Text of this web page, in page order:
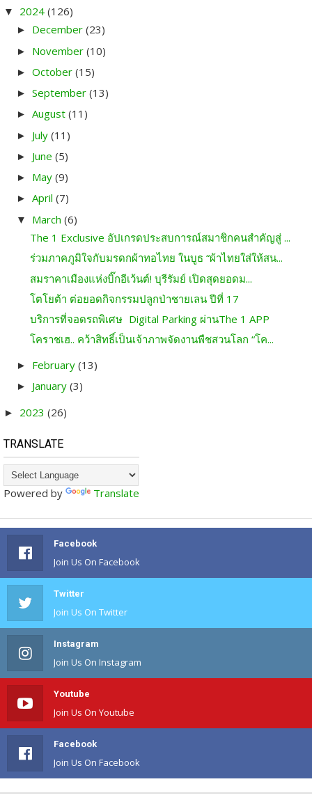
▼ 2024 (126)
► December (23)
► November (10)
► October (15)
► September (13)
► August (11)
► July (11)
► June (5)
► May (9)
► April (7)
▼ March (6)
The 1 Exclusive อัปเกรดประสบการณ์สมาชิกคนสำคัญสู่ ...
ร่วมภาคภูมิใจกับมรดกผ้าทอไทย ในบูธ “ผ้าไทยใส่ให้สน...
สมราคาเมืองแห่งบิ๊กอีเว้นต์! บุรีรัมย์ เปิดสุดยอดม...
โตโยต้า ต่อยอดกิจกรรมปลูกป่าชายเลน ปีที่ 17
บริการที่จอดรถพิเศษ Digital Parking ผ่านThe 1 APP
โคราชเฮ.. คว้าสิทธิ์เป็นเจ้าภาพจัดงานพืชสวนโลก “โค...
► February (13)
► January (3)
► 2023 (26)
TRANSLATE
Powered by Translate
Facebook
Join Us On Facebook
Twitter
Join Us On Twitter
Instagram
Join Us On Instagram
Youtube
Join Us On Youtube
Facebook
Join Us On Facebook